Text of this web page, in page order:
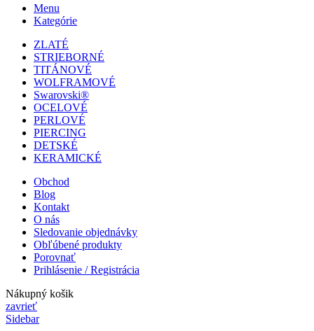
Menu
Kategórie
ZLATÉ
STRIEBORNÉ
TITÁNOVÉ
WOLFRAMOVÉ
Swarovski®
OCELOVÉ
PERLOVÉ
PIERCING
DETSKÉ
KERAMICKÉ
Obchod
Blog
Kontakt
O nás
Sledovanie objednávky
Obľúbené produkty
Porovnať
Prihlásenie / Registrácia
Nákupný košik
zavrieť
Sidebar